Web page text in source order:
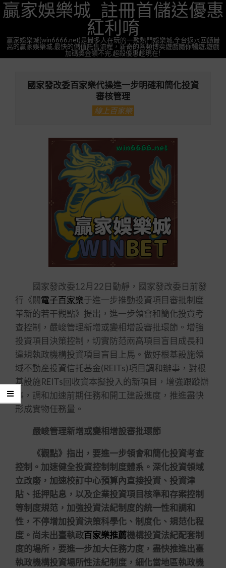
Skip
to贏家娛樂城_註冊首儲送優惠
紅利唷
贏家娛樂城(win6666.net)是最多人在玩的一款熱門娛樂城,全台返水回饋最
高的贏家娛樂城,最快的儲值託售流程，新奇的各類博奕遊戲隨你暢遊,遊戲
加碼獎金領不完.超殺優惠趁現在!
國家發改委百家樂代操進一步明確和簡化投資
審核管理
線上百家樂
國家發改委12月22日動靜，國家發改委日前發
行《關電子百家樂于進一步推動投資項目審批制度
革新的若干觀點》提出，進一步領會和簡化投資考
查控制，嚴峻管理新增或變相增設審批環節。增強
投資項目決策控制，切實防范兩高項目盲目成長和
違規執政機構投資項目盲目上馬。做好根基設施領
域不動產投資信托基金(REITs)項目調和辦事，對根
基設施REITs回收資本擬投入的新項目，增強跟蹤辦
事，調和加速前期任務和開工建設進度，推進盡快
形成實物任務量。
嚴峻管理新增或變相增設審批環節
《觀點》指出，要進一步領會和簡化投資考查
控制。加速健全投資控制制度體系。深化投資領域
立改廢，加速校訂中心預算內直接投資、投資津
貼、抵押貼息，以及企業投資項目核準和存案控制
等制度規范，加強投資法紀制度的統一性和調和
性，不停增加投資決策科學化、制度化、規范化程
度。尚未出臺執政百家樂推薦機構投資法紀配套制
度的場所，要進一步加大任務力度，盡快推進出臺
執政機構投資場所性法紀制度，細化當地區執政機